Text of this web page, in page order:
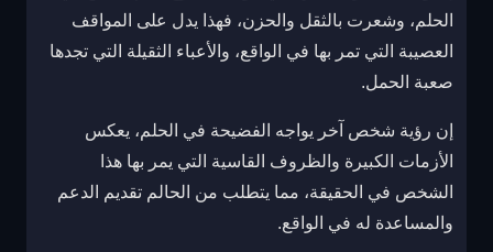
الحلم، وشعرت بالثقل والحزن، فهذا يدل على المواقف
العصيبة التي تمر بها في الواقع، والأعباء الثقيلة التي تجدها
صعبة الحمل.
إن رؤية شخص آخر يواجه الفضيحة في الحلم، يعكس
الأزمات الكبيرة والظروف القاسية التي يمر بها هذا
الشخص في الحقيقة، مما يتطلب من الحالم تقديم الدعم
والمساعدة له في الواقع.